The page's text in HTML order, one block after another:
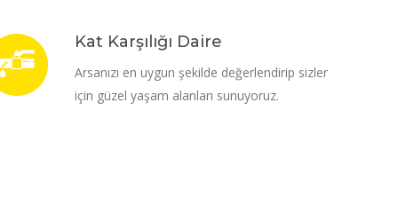
Kat Karşılığı Daire
Arsanızı en uygun şekilde değerlendirip sizler
için güzel yaşam alanları sunuyoruz.